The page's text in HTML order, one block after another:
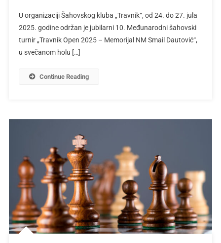
U organizaciji Šahovskog kluba „Travnik“, od 24. do 27. jula
2025. godine održan je jubilarni 10. Međunarodni šahovski
turnir „Travnik Open 2025 – Memorijal NM Smail Dautović“,
u svečanom holu […]
Continue Reading